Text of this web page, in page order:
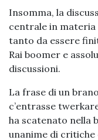
Insomma, la
centrale in
tanto da essere
Rai boomer e
discussioni.
La frase di un
c’entrasse
ha scatenato nella
unanime di